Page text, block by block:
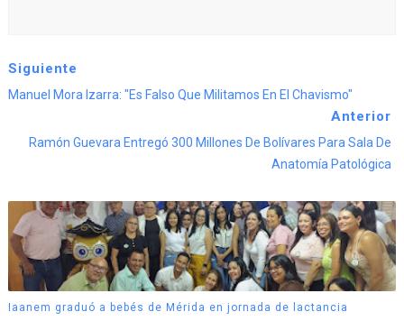
Siguiente
Manuel Mora Izarra: "Es Falso Que Militamos En El Chavismo"
Anterior
Ramón Guevara Entregó 300 Millones De Bolívares Para Sala De
Anatomía Patológica
Iaanem graduó a bebés de Mérida en jornada de lactancia